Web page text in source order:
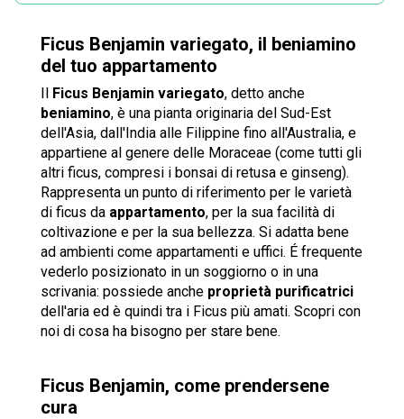
Ficus Benjamin variegato, il beniamino
del tuo appartamento
Il Ficus Benjamin variegato, detto anche
beniamino, è una pianta originaria del Sud-Est
dell'Asia, dall'India alle Filippine fino all'Australia, e
appartiene al genere delle Moraceae (come tutti gli
altri ficus, compresi i bonsai di retusa e ginseng).
Rappresenta un punto di riferimento per le varietà
di ficus da appartamento, per la sua facilità di
coltivazione e per la sua bellezza. Si adatta bene
ad ambienti come appartamenti e uffici. É frequente
vederlo posizionato in un soggiorno o in una
scrivania: possiede anche proprietà purificatrici
dell'aria ed è quindi tra i Ficus più amati. Scopri con
noi di cosa ha bisogno per stare bene.
Ficus Benjamin, come prendersene
cura